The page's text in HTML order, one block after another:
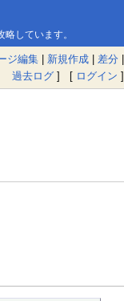
しています。
ジ編集 | 新規作成 | 差分 |
過去ログ ] [ ログイン ]